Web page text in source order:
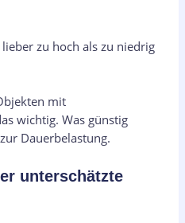
lieber zu hoch als zu niedrig
mit
wichtig. Was günstig
Dauerbelastung.
unterschätzte